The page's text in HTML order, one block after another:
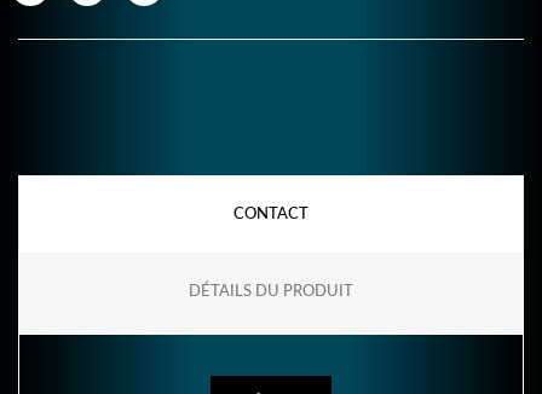
CONTACT
DÉTAILS DU PRODUIT